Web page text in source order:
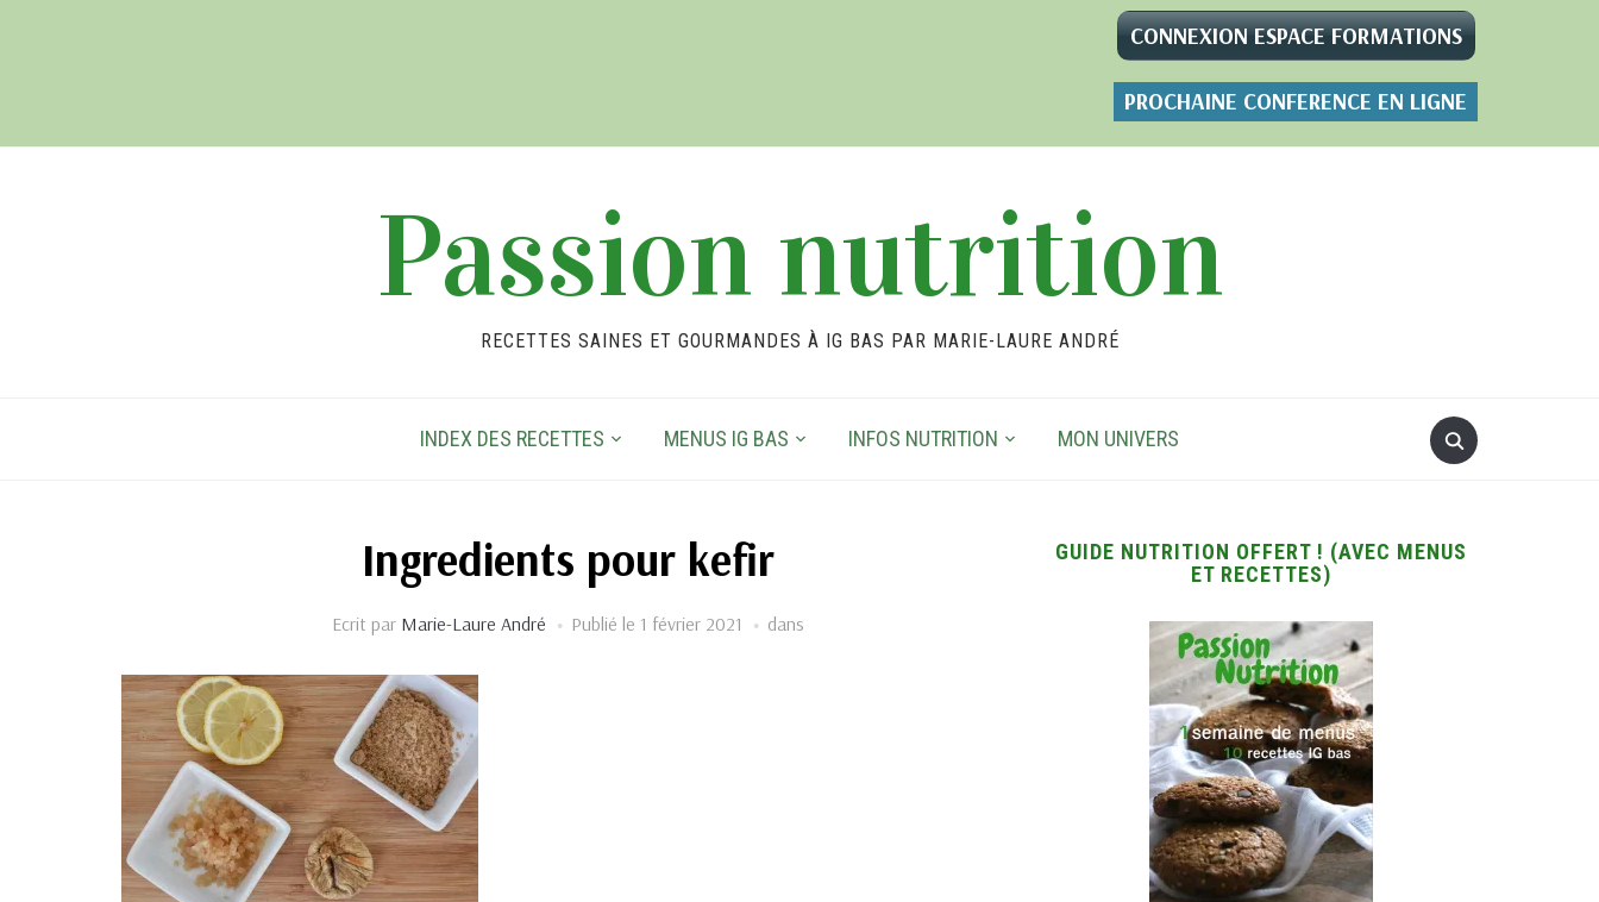
CONNEXION ESPACE FORMATIONS
PROCHAINE CONFERENCE EN LIGNE
Passion nutrition
RECETTES SAINES ET GOURMANDES À IG BAS PAR MARIE-LAURE ANDRÉ
INDEX DES RECETTES MENUS IG BAS INFOS NUTRITION MON UNIVERS
Ingredients pour kefir
Ecrit par Marie-Laure André Publié le 1 février 2021 dans
GUIDE NUTRITION OFFERT ! (AVEC MENUS
ET RECETTES)